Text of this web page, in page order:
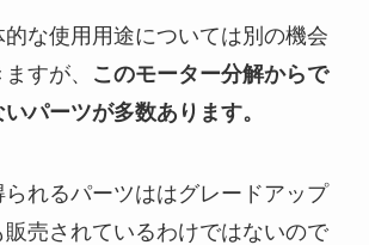
な使用用途については別の機会
すが、
このモーター分解からで
パーツが多数あります。
れるパーツははグレードアップ
売されているわけではないので